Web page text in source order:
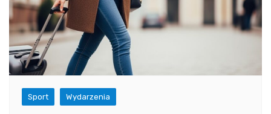
Sport Wydarzenia